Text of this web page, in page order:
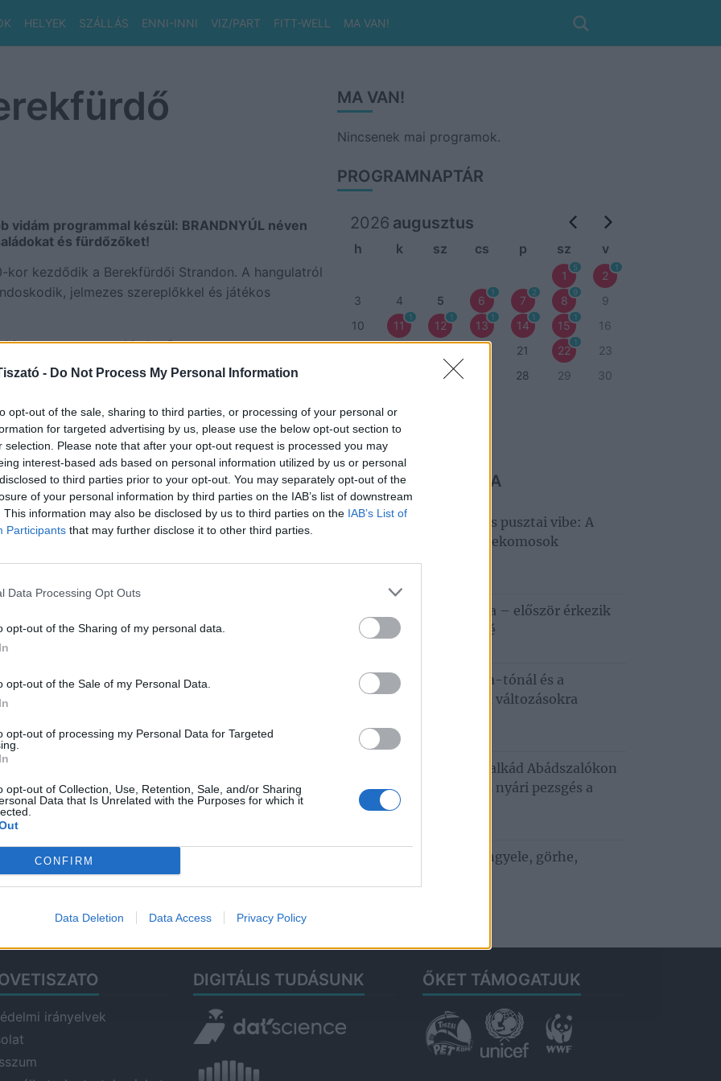
- Do Not Process My Personal Information
opt-out of the sale, sharing to third parties, or processing of your personal or
for targeted advertising by us, please use the below opt-out section to
selection. Please note that after your opt-out request is processed you may
interest-based ads based on personal information utilized by us or personal
to third parties prior to your opt-out. You may separately opt-out of the
of your personal information by third parties on the IAB’s list of downstream
This information may also be disclosed by us to third parties on the IAB’s List of
Participants that may further disclose it to other third parties.
Data Processing Opt Outs
opt-out of the Sharing of my personal data.
opt-out of the Sale of my Personal Data.
opt-out of processing my Personal Data for Targeted
opt-out of Collection, Use, Retention, Sale, and/or Sharing
Data that Is Unrelated with the Purposes for which it
CONFIRM
Data Deletion Data Access Privacy Policy
HELYEK SZÁLLÁS ENNI-INNI VIZ/PART FITT-WELL MA VAN!
programmal készül: BRANDNYÚL néven
és fürdőzőket!
kezdődik a Berekfürdői Strandon. A hangulatról
jelmezes szereplőkkel és játékos
ingyenesen megtekinthető
jogát, és kép- és hangfelvétel készülhet az
MA VAN!
Nincsenek mai programok.
PROGRAMNAPTÁR
2026 augusztus
h k sz cs p sz v
1
5
2
1
3 4 5 6
1
7
2
8
9
9
10
11
1
12
1
13
1
14
1
15
1
16
21 22
1
23
26 28 29
30
NE MARADJ LE RÓLA
Csillagles, Hiperkarma és pusztai vibe: A
Hortobágyon zárul a Telekomosok
Fesztiválja
Budapestről a Tisza-tóra – először érkezik
Tiszafüredre a Haccacáré
Rendkívüli hőség a Tisza-tónál és a
Hortobágyon – ezekre a változásokra
2026. augusztus 3.
Augusztusi programkavalkád Abádszalókon
– koncert, tánc, mozi és nyári pezsgés a
Tisza‑tónál
Ősi ízek a vízparton: bengyele, görhe,
irányelvek
DIGITÁLIS TUDÁSUNK ŐKET TÁMOGATJUK